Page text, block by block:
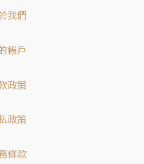
我們
帳戶
政策
政策
條款